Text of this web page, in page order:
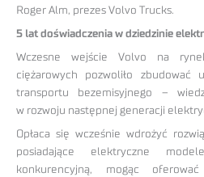
Roger Alm, prezes Volvo Trucks.
5 lat doświadczenia w dziedzinie
Wczesne wejście Volvo na
ciężarowych pozwoliło zbudować
transportu bezemisyjnego –
w rozwoju następnej generacji
Opłaca się wcześnie wdrożyć
posiadające elektryczne
konkurencyjną, mogąc